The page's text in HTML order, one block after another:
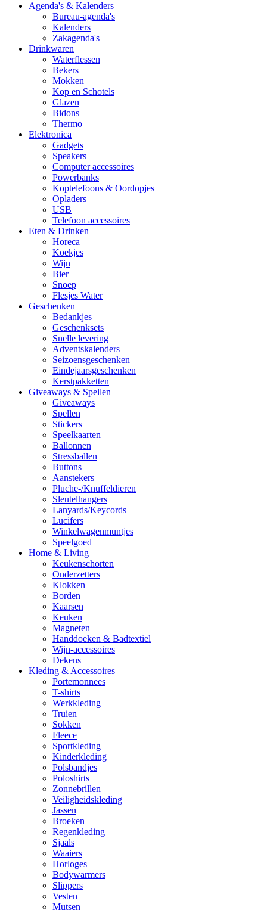
Agenda's & Kalenders
Bureau-agenda's
Kalenders
Zakagenda's
Drinkwaren
Waterflessen
Bekers
Mokken
Kop en Schotels
Glazen
Bidons
Thermo
Elektronica
Gadgets
Speakers
Computer accessoires
Powerbanks
Koptelefoons & Oordopjes
Opladers
USB
Telefoon accessoires
Eten & Drinken
Horeca
Koekjes
Wijn
Bier
Snoep
Flesjes Water
Geschenken
Bedankjes
Geschenksets
Snelle levering
Adventskalenders
Seizoensgeschenken
Eindejaarsgeschenken
Kerstpakketten
Giveaways & Spellen
Giveaways
Spellen
Stickers
Speelkaarten
Ballonnen
Stressballen
Buttons
Aanstekers
Pluche-/Knuffeldieren
Sleutelhangers
Lanyards/Keycords
Lucifers
Winkelwagenmuntjes
Speelgoed
Home & Living
Keukenschorten
Onderzetters
Klokken
Borden
Kaarsen
Keuken
Magneten
Handdoeken & Badtextiel
Wijn-accessoires
Dekens
Kleding & Accessoires
Portemonnees
T-shirts
Werkkleding
Truien
Sokken
Fleece
Sportkleding
Kinderkleding
Polsbandjes
Poloshirts
Zonnebrillen
Veiligheidskleding
Jassen
Broeken
Regenkleding
Sjaals
Waaiers
Horloges
Bodywarmers
Slippers
Vesten
Mutsen